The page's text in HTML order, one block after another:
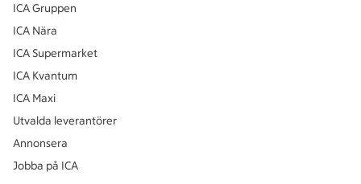
ICA Gruppen
ICA Nära
ICA Supermarket
ICA Kvantum
ICA Maxi
Utvalda leverantörer
Annonsera
Jobba på ICA